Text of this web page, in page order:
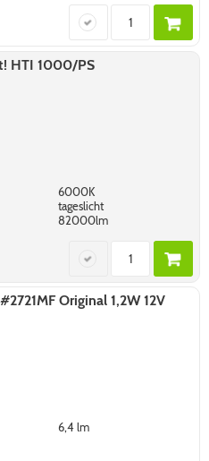
HTI 1000/PS
6000K
tageslicht
82000lm
Original 1,2W 12V
6,4 lm